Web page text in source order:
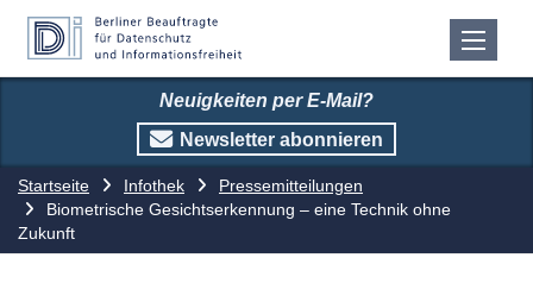
Neuigkeiten per E-Mail?
Newsletter abonnieren
Startseite Infothek
Pressemitteilungen
Biometrische Gesichtserkennung – eine Technik ohne
Zukunft